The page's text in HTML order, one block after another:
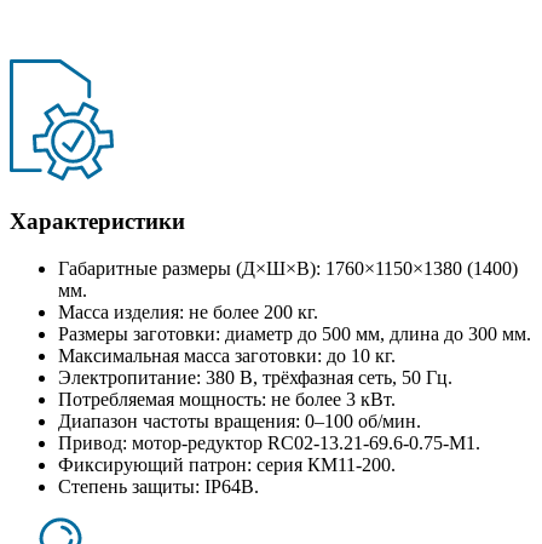
Характеристики
Габаритные размеры (Д×Ш×В): 1760×1150×1380 (1400)
мм.
Масса изделия: не более 200 кг.
Размеры заготовки: диаметр до 500 мм, длина до 300 мм.
Максимальная масса заготовки: до 10 кг.
Электропитание: 380 В, трёхфазная сеть, 50 Гц.
Потребляемая мощность: не более 3 кВт.
Диапазон частоты вращения: 0–100 об/мин.
Привод: мотор-редуктор RC02-13.21-69.6-0.75-M1.
Фиксирующий патрон: серия КМ11-200.
Степень защиты: IP64B.